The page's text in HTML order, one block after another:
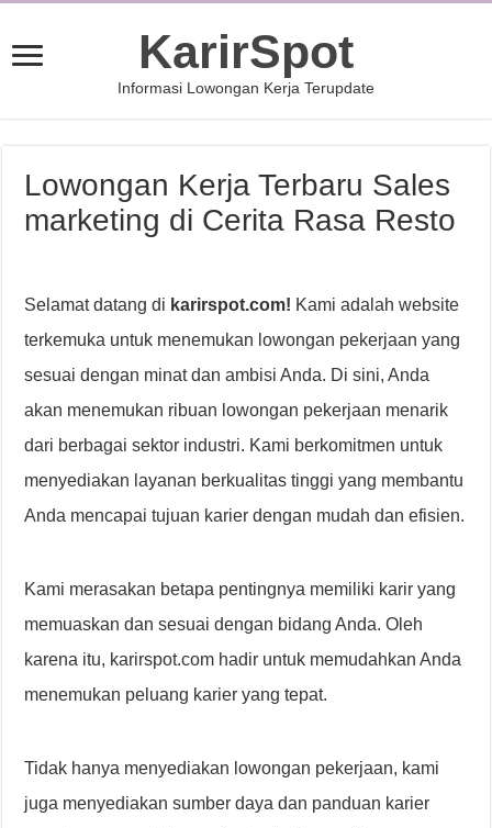
KarirSpot
Informasi Lowongan Kerja Terupdate
Lowongan Kerja Terbaru Sales
marketing di Cerita Rasa Resto
Selamat datang di karirspot.com! Kami adalah website
terkemuka untuk menemukan lowongan pekerjaan yang
sesuai dengan minat dan ambisi Anda. Di sini, Anda
akan menemukan ribuan lowongan pekerjaan menarik
dari berbagai sektor industri. Kami berkomitmen untuk
menyediakan layanan berkualitas tinggi yang membantu
Anda mencapai tujuan karier dengan mudah dan efisien.
Kami merasakan betapa pentingnya memiliki karir yang
memuaskan dan sesuai dengan bidang Anda. Oleh
karena itu, karirspot.com hadir untuk memudahkan Anda
menemukan peluang karier yang tepat.
Tidak hanya menyediakan lowongan pekerjaan, kami
juga menyediakan sumber daya dan panduan karier